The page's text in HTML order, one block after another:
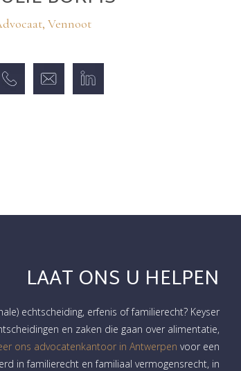
Vennoot
LAAT ONS U HELPEN
echtscheiding, erfenis of familierecht? Keyser
en zaken die gaan over alimentatie,
ons advocatenkantoor in Antwerpen voor een
in familierecht en familiaal vermogensrecht, in